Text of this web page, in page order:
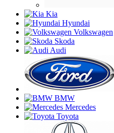
Kia
Hyundai
Volkswagen
Skoda
Audi
BMW
Mercedes
Toyota